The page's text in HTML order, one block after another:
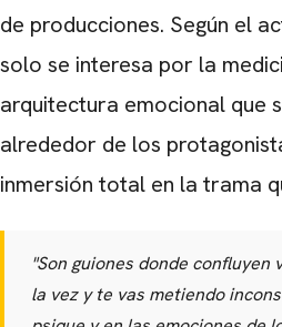
de producciones. Según el
solo se interesa por la
arquitectura emocional que
alrededor de los
inmersión total en la trama
"Son guiones donde confluyen
la vez y te vas metiendo